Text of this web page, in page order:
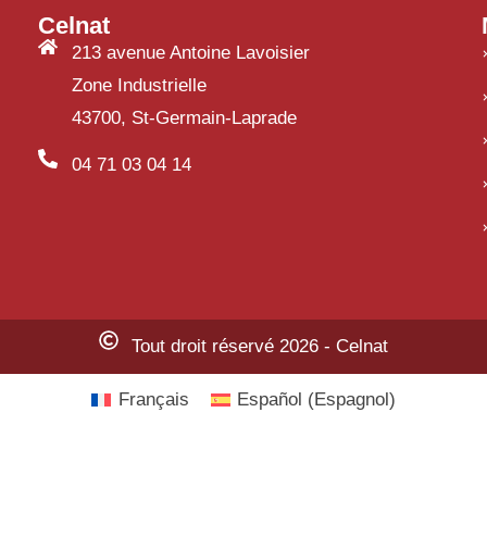
Celnat
213 avenue Antoine Lavoisier
Zone Industrielle
43700, St-Germain-Laprade
04 71 03 04 14
Tout droit réservé 2026 - Celnat
Français Español (Espagnol)